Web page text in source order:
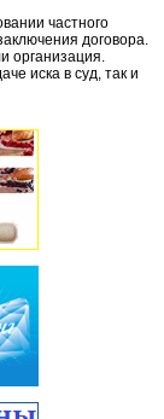
частного
договора.
организация.
иска в суд, так и